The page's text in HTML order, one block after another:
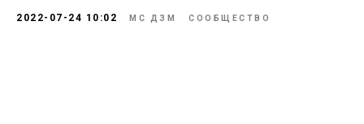
2022-07-24 10:02 МС ДЗМ СООБЩЕСТВО